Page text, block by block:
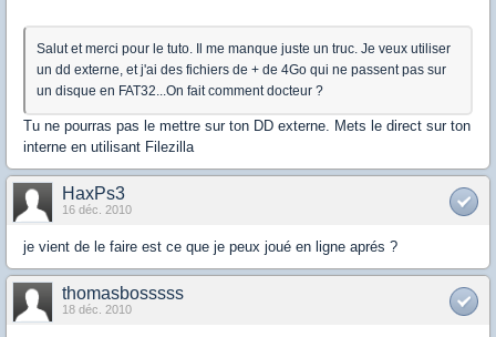
Salut et merci pour le tuto. Il me manque juste un truc. Je veux utiliser
un dd externe, et j'ai des fichiers de + de 4Go qui ne passent pas sur
un disque en FAT32...On fait comment docteur ?
Tu ne pourras pas le mettre sur ton DD externe. Mets le direct sur ton
interne en utilisant Filezilla
HaxPs3
16 déc. 2010
je vient de le faire est ce que je peux joué en ligne aprés ?
thomasbosssss
18 déc. 2010